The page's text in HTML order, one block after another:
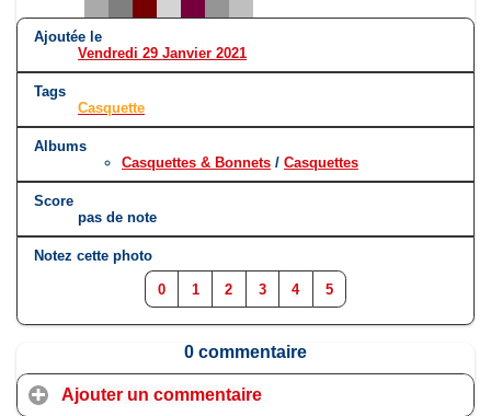
Ajoutée le
Vendredi 29 Janvier 2021
Tags
Casquette
Albums
Casquettes & Bonnets / Casquettes
Score
pas de note
Notez cette photo
0 1 2 3 4 5
0 commentaire
Ajouter un commentaire